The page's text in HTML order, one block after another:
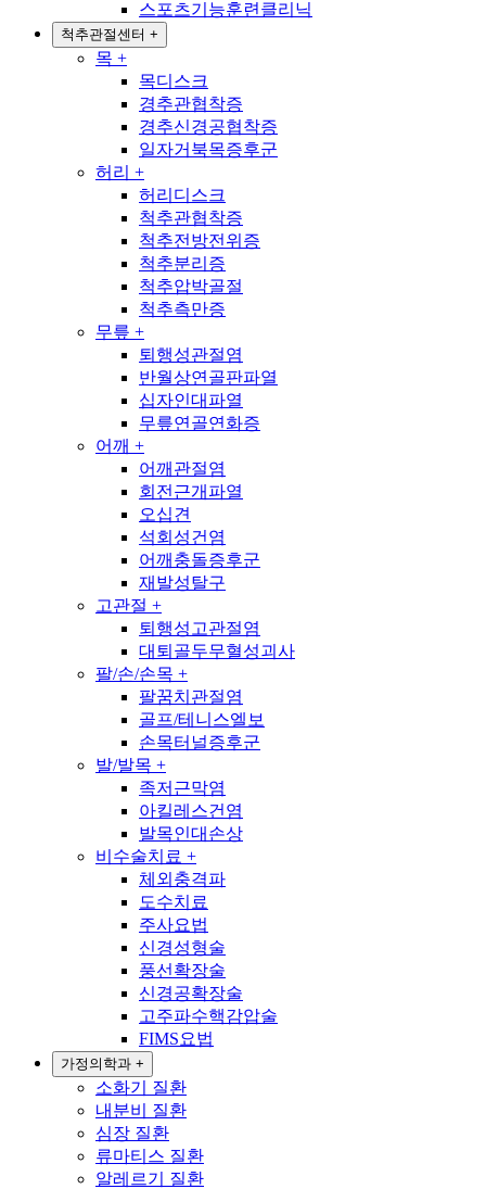
스포츠기능훈련클리닉
척추관절센터 +
목 +
목디스크
경추관협착증
경추신경공협착증
일자거북목증후군
허리 +
허리디스크
척추관협착증
척추전방전위증
척추분리증
척추압박골절
척추측만증
무릎 +
퇴행성관절염
반월상연골판파열
십자인대파열
무릎연골연화증
어깨 +
어깨관절염
회전근개파열
오십견
석회성건염
어깨충돌증후군
재발성탈구
고관절 +
퇴행성고관절염
대퇴골두무혈성괴사
팔/손/손목 +
팔꿈치관절염
골프/테니스엘보
손목터널증후군
발/발목 +
족저근막염
아킬레스건염
발목인대손상
비수술치료 +
체외충격파
도수치료
주사요법
신경성형술
풍선확장술
신경공확장술
고주파수핵감압술
FIMS요법
가정의학과 +
소화기 질환
내분비 질환
심장 질환
류마티스 질환
알레르기 질환